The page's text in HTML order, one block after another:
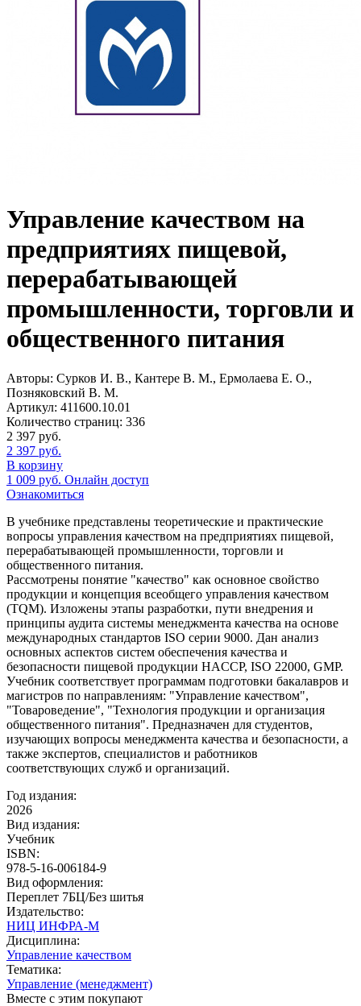
Управление качеством на
предприятиях пищевой,
перерабатывающей
промышленности, торговли и
общественного питания
Авторы: Сурков И. В., Кантере В. М., Ермолаева Е. О.,
Позняковский В. М.
Артикул: 411600.10.01
Количество страниц: 336
2 397 руб.
2 397 руб.
В корзину
1 009 руб. Онлайн доступ
Ознакомиться
В учебнике представлены теоретические и практические
вопросы управления качеством на предприятиях пищевой,
перерабатывающей промышленности, торговли и
общественного питания.
Рассмотрены понятие "качество" как основное свойство
продукции и концепция всеобщего управления качеством
(TQM). Изложены этапы разработки, пути внедрения и
принципы аудита системы менеджмента качества на основе
международных стандартов ISO серии 9000. Дан анализ
основных аспектов систем обеспечения качества и
безопасности пищевой продукции HACCP, ISO 22000, GMP.
Учебник соответствует программам подготовки бакалавров и
магистров по направлениям: "Управление качеством",
"Товароведение", "Технология продукции и организация
общественного питания". Предназначен для студентов,
изучающих вопросы менеджмента качества и безопасности, а
также экспертов, специалистов и работников
соответствующих служб и организаций.
Год издания:
2026
Вид издания:
Учебник
ISBN:
978-5-16-006184-9
Вид оформления:
Переплет 7БЦ/Без шитья
Издательство:
НИЦ ИНФРА-М
Дисциплина:
Управление качеством
Тематика:
Управление (менеджмент)
Вместе с этим покупают